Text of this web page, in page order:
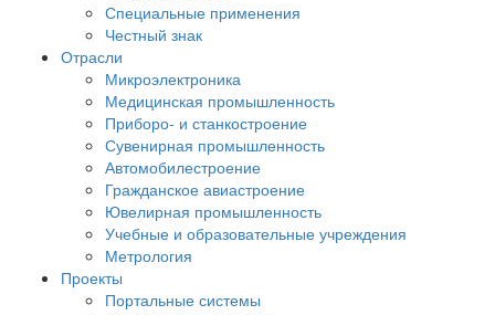
Специальные применения
Честный знак
Отрасли
Микроэлектроника
Медицинская промышленность
Приборо- и станкостроение
Сувенирная промышленность
Автомобилестроение
Гражданское авиастроение
Ювелирная промышленность
Учебные и образовательные учреждения
Метрология
Проекты
Портальные системы